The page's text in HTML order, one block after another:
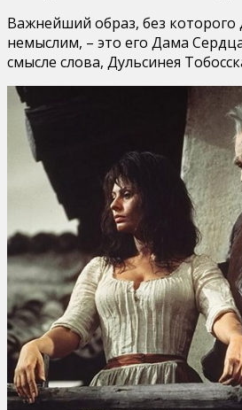
Важнейший образ, без которого
немыслим, – это его Дама
смысле слова, Дульсинея